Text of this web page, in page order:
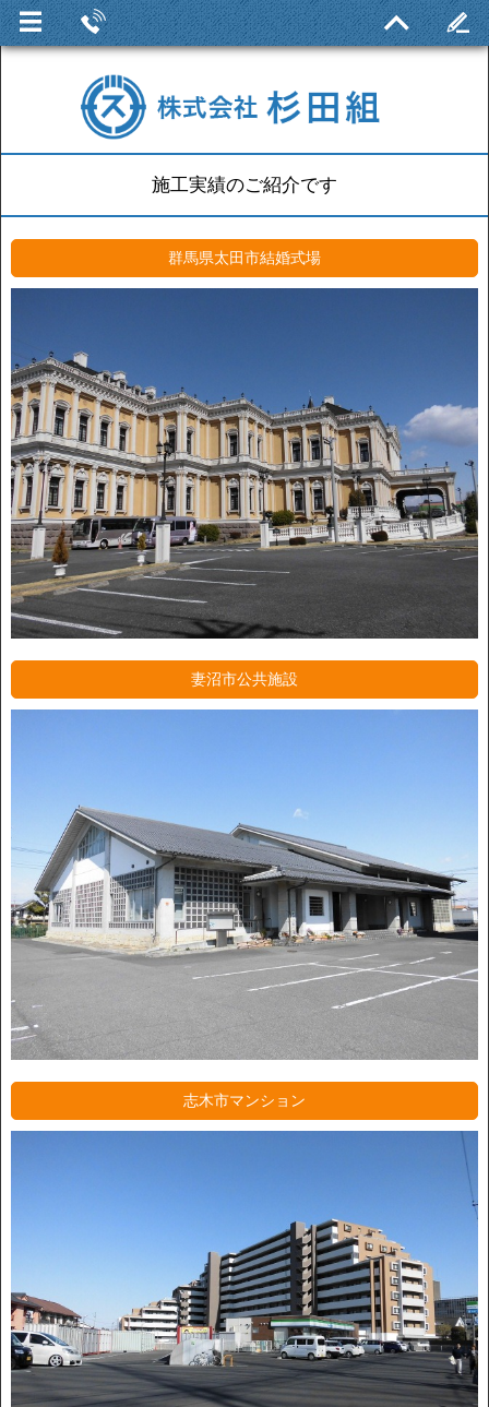
施工実績のご紹介です
群馬県太田市結婚式場
妻沼市公共施設
志木市マンション